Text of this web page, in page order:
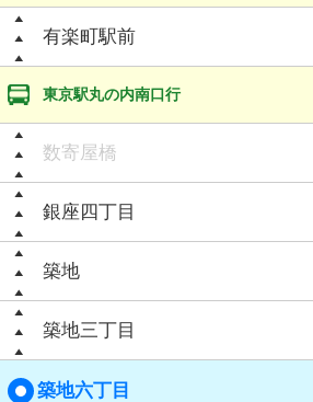
有楽町駅前
東京駅丸の内南口行
数寄屋橋
銀座四丁目
築地
築地三丁目
築地六丁目